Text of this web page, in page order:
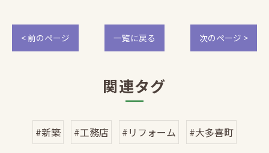
< 前のページ 一覧に戻る 次のページ >
関連タグ
#新築 #工務店 #リフォーム #大多喜町